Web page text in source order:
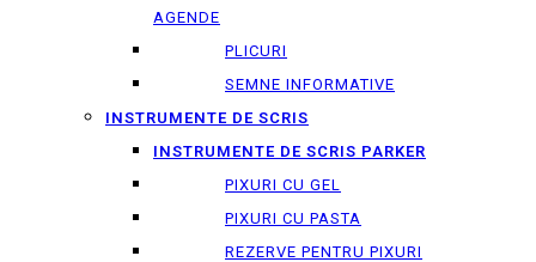
AGENDE
PLICURI
SEMNE INFORMATIVE
INSTRUMENTE DE SCRIS
INSTRUMENTE DE SCRIS PARKER
PIXURI CU GEL
PIXURI CU PASTA
REZERVE PENTRU PIXURI